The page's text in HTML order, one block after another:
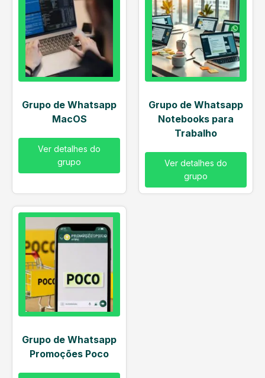
Grupo de Whatsapp
MacOS
Ver detalhes do
grupo
Grupo de Whatsapp
Notebooks para
Trabalho
Ver detalhes do
grupo
Grupo de Whatsapp
Promoções Poco